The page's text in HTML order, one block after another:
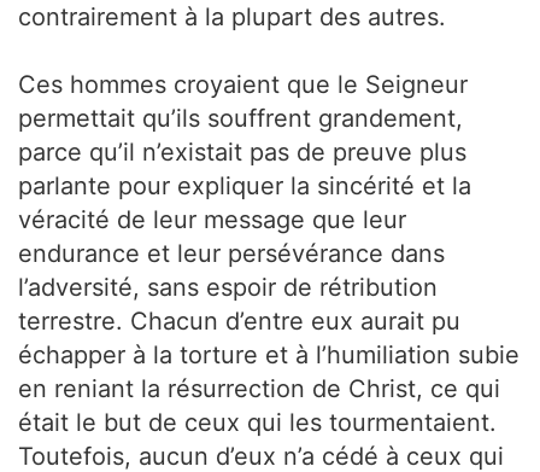
contrairement à la plupart des autres.
Ces hommes croyaient que le Seigneur
permettait qu’ils souffrent grandement,
parce qu’il n’existait pas de preuve plus
parlante pour expliquer la sincérité et la
véracité de leur message que leur
endurance et leur persévérance dans
l’adversité, sans espoir de rétribution
terrestre. Chacun d’entre eux aurait pu
échapper à la torture et à l’humiliation subie
en reniant la résurrection de Christ, ce qui
était le but de ceux qui les tourmentaient.
Toutefois, aucun d’eux n’a cédé à ceux qui